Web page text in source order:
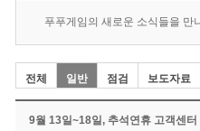
푸푸게임의 새로운 소식들을 만
전체 일반 점검 보도자료
9월 13일~18일, 추석연휴 고객센터